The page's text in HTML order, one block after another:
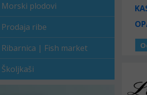
Morski plodovi
Prodaja ribe
Ribarnica | Fish market
Školjkaši